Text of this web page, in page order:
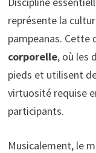
représente la
pampeanas. Cette
corporelle, où les
pieds et utilisent
virtuosité requise
participants.
Musicalement, le